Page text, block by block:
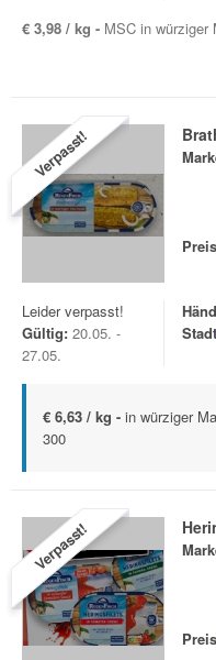
€ 3,98 / kg - MSC in würziger
Verpasst!
Leider verpasst!
Gültig: 20.05. -
27.05.
€ 6,63 / kg - in würziger
300
Verpasst!